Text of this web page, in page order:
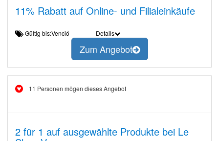
11% Rabatt auf Online- und Filialeinkäufe
Gültig bis:Venció Details
Zum Angebot
11 Personen mögen dieses Angebot
2 für 1 auf ausgewählte Produkte bei Le